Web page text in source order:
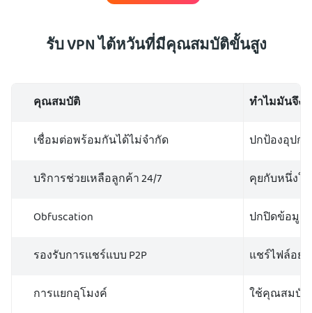
รับ VPN ไต้หวันที่มีคุณสมบัติขั้นสูง
คุณสมบัติ
ทำไมมันจึง
เชื่อมต่อพร้อมกันได้ไม่จำกัด
ปกป้องอุปก
บริการช่วยเหลือลูกค้า 24/7
คุยกับหนึ่งใ
Obfuscation
ปกปิดข้อมูล
รองรับการแชร์แบบ P2P
แชร์ไฟล์อย่า
การแยกอุโมงค์
ใช้คุณสมบัติ